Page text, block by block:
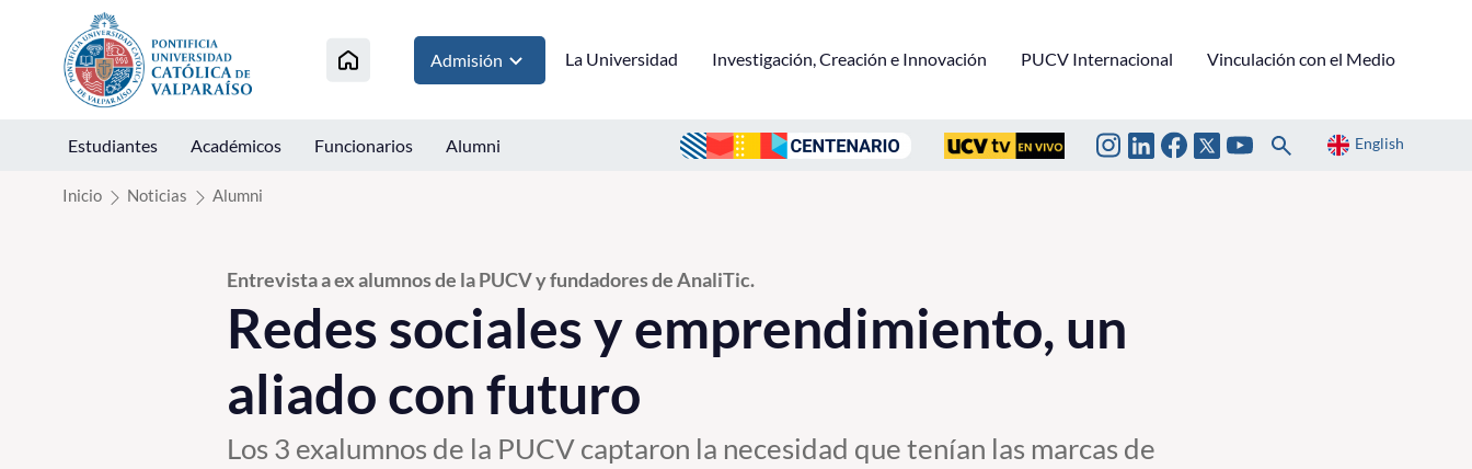
Click acá para ir directamente al contenido
Admisión La Universidad Investigación, Creación e Innovación PUCV Internacional Vinculación con el Medio
Estudiantes Académicos Funcionarios Alumni English
Inicio Noticias Alumni
Entrevista a ex alumnos de la PUCV y fundadores de AnaliTic.
Redes sociales y emprendimiento, un
aliado con futuro
Los 3 exalumnos de la PUCV captaron la necesidad que tenían las marcas de